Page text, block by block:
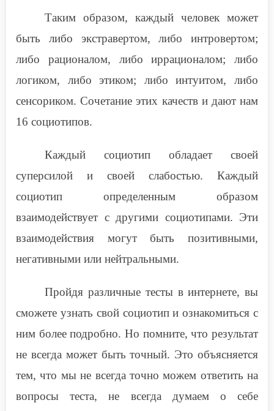
Таким образом, каждый человек может
быть либо экстравертом, либо интровертом;
либо рационалом, либо иррационалом; либо
логиком, либо этиком; либо интуитом, либо
сенсориком. Сочетание этих качеств и дают нам
16 социотипов.
Каждый социотип обладает своей
суперсилой и своей слабостью. Каждый
социотип определенным образом
взаимодействует с другими социотипами. Эти
взаимодействия могут быть позитивными,
негативными или нейтральными.
Пройдя различные тесты в интернете, вы
сможете узнать свой социотип и ознакомиться с
ним более подробно. Но помните, что результат
не всегда может быть точный. Это объясняется
тем, что мы не всегда точно можем ответить на
вопросы теста, не всегда думаем о себе